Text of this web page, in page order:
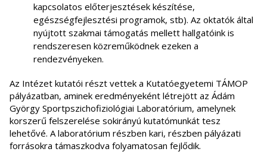
kapcsolatos előterjesztések készítése,
egészségfejlesztési programok, stb). Az oktatók által
nyújtott szakmai támogatás mellett hallgatóink is
rendszeresen közreműködnek ezeken a
rendezvényeken.
Az Intézet kutatói részt vettek a Kutatóegyetemi TÁMOP
pályázatban, aminek eredményeként létrejött az Ádám
György Sportpszichofiziológiai Laboratórium, amelynek
korszerű felszerelése sokirányú kutatómunkát tesz
lehetővé. A laboratórium részben kari, részben pályázati
forrásokra támaszkodva folyamatosan fejlődik.